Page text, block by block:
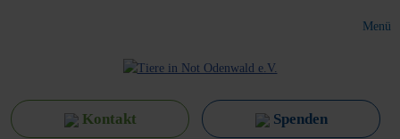
Menü
Kontakt Spenden